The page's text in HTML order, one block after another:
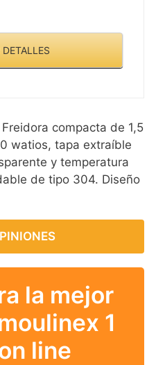
DETALLES
compacta de 1,5
watios, tapa extraíble
y temperatura
de tipo 304. Diseño
la mejor
1
line